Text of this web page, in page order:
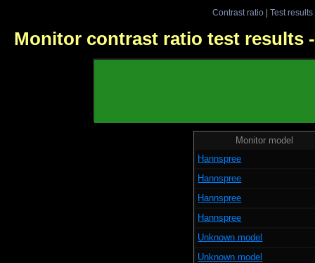
Contrast ratio| Test results
Monitor contrast ratio test results
Monitor model
Hannspree
Hannspree
Hannspree
Hannspree
Unknown model
Unknown model